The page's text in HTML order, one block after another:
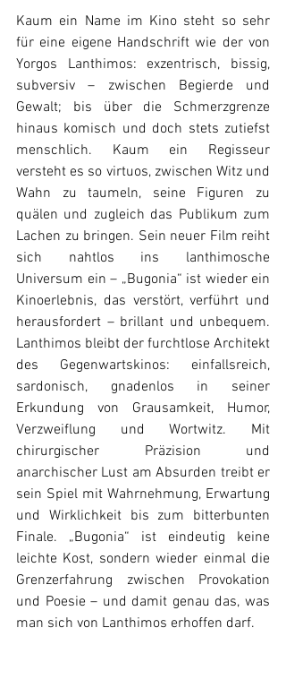
Kaum ein Name im Kino steht so sehr
für eine eigene Handschrift wie der von
Yorgos Lanthimos: exzentrisch, bissig,
subversiv – zwischen Begierde und
Gewalt; bis über die Schmerzgrenze
hinaus komisch und doch stets zutiefst
menschlich. Kaum ein Regisseur
versteht es so virtuos, zwischen Witz und
Wahn zu taumeln, seine Figuren zu
quälen und zugleich das Publikum zum
Lachen zu bringen. Sein neuer Film reiht
sich nahtlos ins lanthimosche
Universum ein – „Bugonia“ ist wieder ein
Kinoerlebnis, das verstört, verführt und
herausfordert – brillant und unbequem.
Lanthimos bleibt der furchtlose Architekt
des Gegenwartskinos: einfallsreich,
sardonisch, gnadenlos in seiner
Erkundung von Grausamkeit, Humor,
Verzweiflung und Wortwitz. Mit
chirurgischer Präzision und
anarchischer Lust am Absurden treibt er
sein Spiel mit Wahrnehmung, Erwartung
und Wirklichkeit bis zum bitterbunten
Finale. „Bugonia“ ist eindeutig keine
leichte Kost, sondern wieder einmal die
Grenzerfahrung zwischen Provokation
und Poesie – und damit genau das, was
man sich von Lanthimos erhoffen darf.